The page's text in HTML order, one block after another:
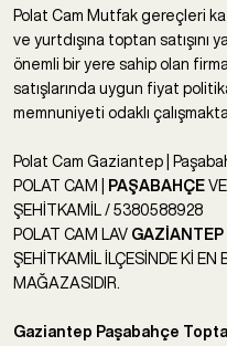
Polat Cam Mutfak gereçleri
ve yurtdışına toptan satışını
önemli bir yere sahip olan
satışlarında uygun fiyat
memnuniyeti odaklı
Polat Cam Gaziantep |
POLAT CAM |
PAŞABAHÇE
ŞEHİTKAMİL / 5380588928
POLAT CAM LAV GAZİANTEP
ŞEHİTKAMİL İLÇESİNDE Kİ EN
MAĞAZASIDIR.
Gaziantep Paşabahçe